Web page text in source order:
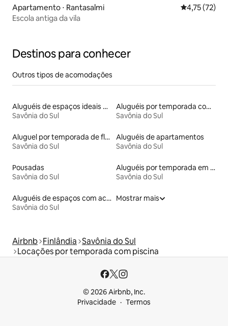
Apartamento ⋅ Rantasalmi 4,75 de uma
4,75 (72)
Escola antiga da vila
Destinos para conhecer
Outros tipos de acomodações
Aluguéis de espaços ideais para famílias
Savônia do Sul
Aluguéis por temporada com acesso ao lago
Savônia do Sul
Aluguel por temporada de flats
Savônia do Sul
Aluguéis de apartamentos
Savônia do Sul
Pousadas
Savônia do Sul
Aluguéis por temporada em albergue
Savônia do Sul
Aluguéis de espaços com acesso direto a pistas de esqui
Savônia do Sul
Mostrar mais
Airbnb Finlândia Savônia do Sul
Locações por temporada com piscina
© 2026 Airbnb, Inc.
Privacidade
Termos